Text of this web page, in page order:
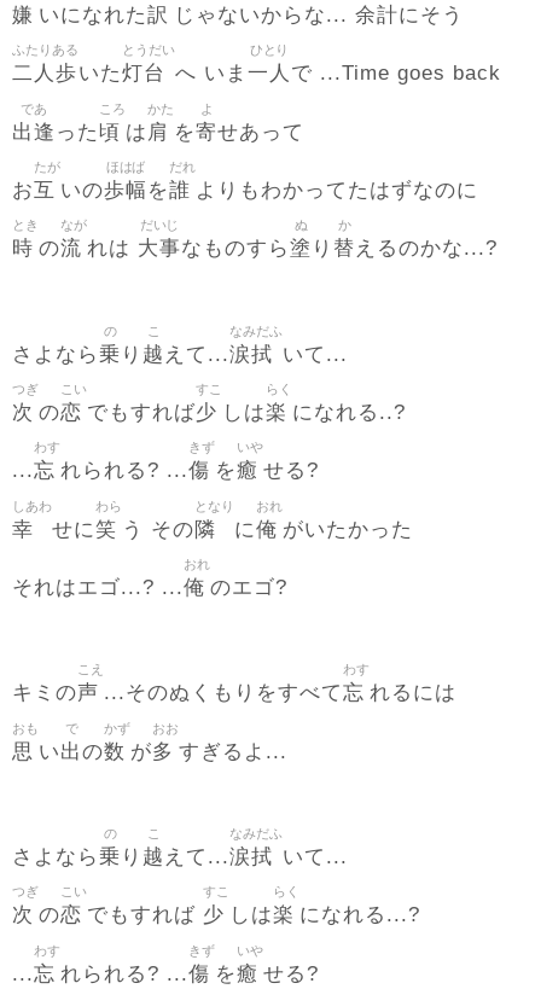
嫌 いになれた訳 じゃないからな... 余計にそう
二人歩
ふたりある
いた灯台
とうだい
へ いま 一人
ひとり
で ...Time goes back
出逢
であ
った頃
ころ
は 肩
かた
を寄
よ
せあって
お互
たが
いの歩幅
ほはば
を誰
だれ
よりもわかってたはずなのに
時
とき
の流
なが
れは 大事
だいじ
なものすら塗
ぬ
り 替
か
えるのかな...?
さよなら乗
の
り 越
こ
えて...涙拭
なみだふ
いて...
次
つぎ
の恋
こい
でもすれば少
すこ
しは楽
らく
になれる..?
...忘
わす
れられる? ...傷
きず
を癒
いや
せる?
幸
しあわ
せに笑
わら
う その隣
となり
に俺
おれ
がいたかった
それはエゴ...? ...俺
おれ
のエゴ?
キミの声
こえ
...そのぬくもりをすべて忘
わす
れるには
思
おも
い出
で
の数
かず
が多
おお
すぎるよ...
さよなら乗
の
り 越
こ
えて...涙拭
なみだふ
いて...
次
つぎ
の恋
こい
でもすれば 少
すこ
しは楽
らく
になれる...?
...忘
わす
れられる? ...傷
きず
を癒
いや
せる?